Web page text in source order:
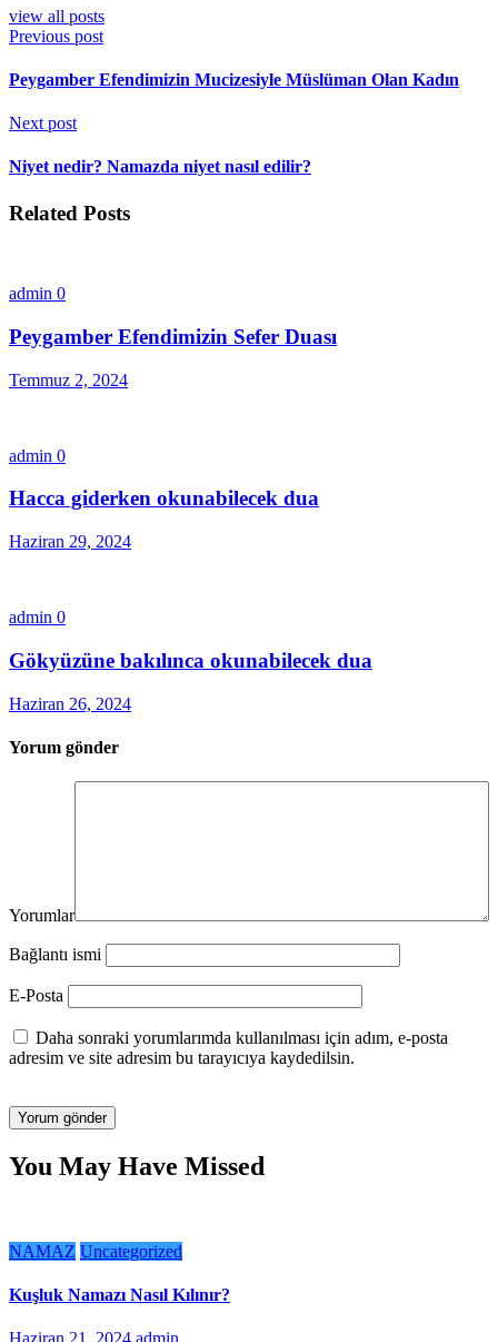
view all posts
Previous post
Peygamber Efendimizin Mucizesiyle Müslüman Olan Kadın
Next post
Niyet nedir? Namazda niyet nasıl edilir?
Related Posts
admin 0
Peygamber Efendimizin Sefer Duası
Temmuz 2, 2024
admin 0
Hacca giderken okunabilecek dua
Haziran 29, 2024
admin 0
Gökyüzüne bakılınca okunabilecek dua
Haziran 26, 2024
Yorum gönder
Yorumlar
Bağlantı ismi
E-Posta
Daha sonraki yorumlarımda kullanılması için adım, e-posta
adresim ve site adresim bu tarayıcıya kaydedilsin.
You May Have Missed
NAMAZ Uncategorized
Kuşluk Namazı Nasıl Kılınır?